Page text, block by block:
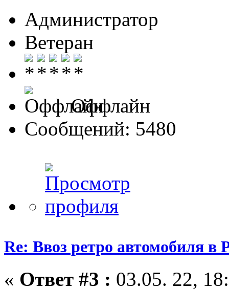
Администратор
Ветеран
Оффлайн
Сообщений: 5480
Re: Ввоз ретро автомобиля
« Ответ #3 : 03.05. 22,